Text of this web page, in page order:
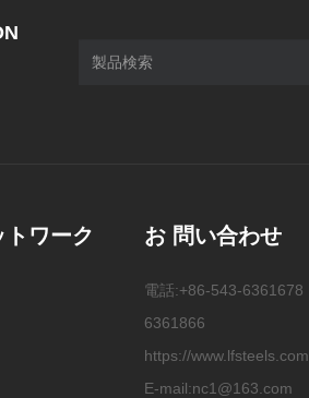
トワーク お 問い合わせ
電話:+86-543-6361678
6361866
https://www.lfsteels.com
E-mail:nc1@163.com